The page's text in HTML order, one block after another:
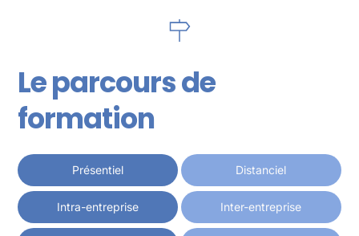
Le parcours de
formation
Présentiel Distanciel
Intra-entreprise Inter-entreprise